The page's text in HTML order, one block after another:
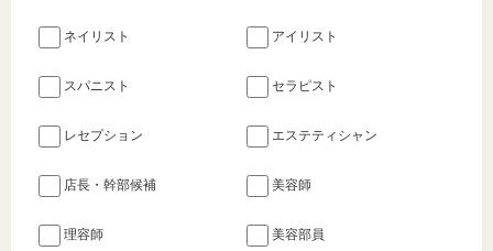
ネイリスト アイリスト
スパニスト セラピスト
レセプション エステティシャン
店長・幹部候補 美容師
理容師 美容部員